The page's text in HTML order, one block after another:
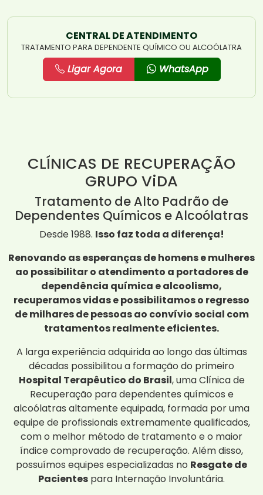
CENTRAL DE ATENDIMENTO
TRATAMENTO PARA DEPENDENTE QUÍMICO OU ALCOÓLATRA
Ligar Agora WhatsApp
CLÍNICAS DE RECUPERAÇÃO
GRUPO ViDA
Tratamento de Alto Padrão de
Dependentes Químicos e Alcoólatras
Desde 1988. Isso faz toda a diferença!
Renovando as esperanças de homens e mulheres
ao possibilitar o atendimento a portadores de
dependência química e alcoolismo,
recuperamos vidas e possibilitamos o regresso
de milhares de pessoas ao convívio social com
tratamentos realmente eficientes.
A larga experiência adquirida ao longo das últimas
décadas possibilitou a formação do primeiro
Hospital Terapêutico do Brasil, uma Clínica de
Recuperação para dependentes químicos e
alcoólatras altamente equipada, formada por uma
equipe de profissionais extremamente qualificados,
com o melhor método de tratamento e o maior
índice comprovado de recuperação. Além disso,
possuímos equipes especializadas no Resgate de
Pacientes para Internação Involuntária.